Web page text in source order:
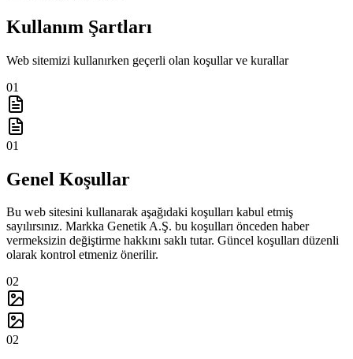
Kullanım Şartları
Web sitemizi kullanırken geçerli olan koşullar ve kurallar
01
01
Genel Koşullar
Bu web sitesini kullanarak aşağıdaki koşulları kabul etmiş
sayılırsınız. Markka Genetik A.Ş. bu koşulları önceden haber
vermeksizin değiştirme hakkını saklı tutar. Güncel koşulları düzenli
olarak kontrol etmeniz önerilir.
02
02